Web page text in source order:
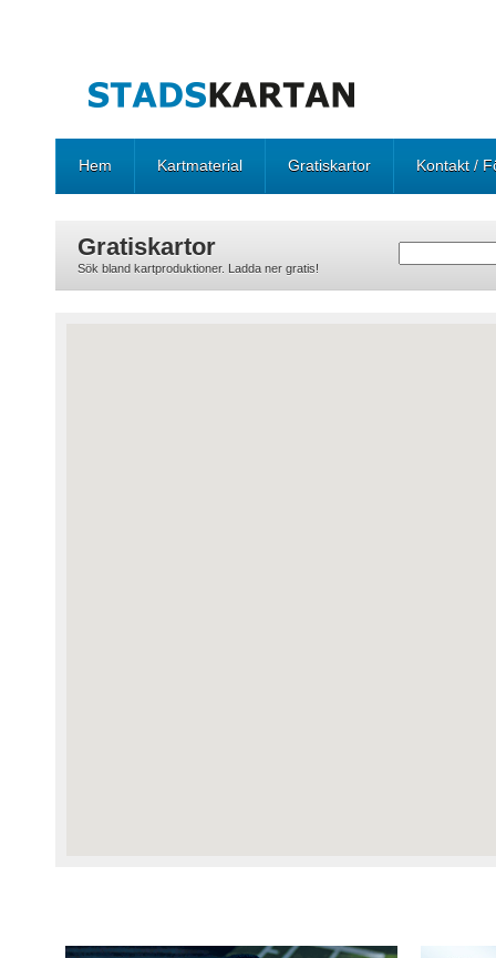
Hem Kartmaterial Gratiskartor Kontakt /
Gratiskartor
Sök bland kartproduktioner. Ladda ner gratis!